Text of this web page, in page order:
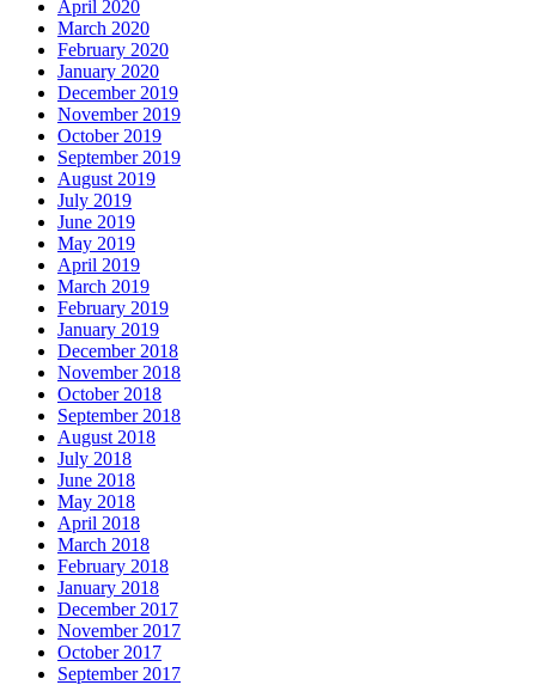
April 2020
March 2020
February 2020
January 2020
December 2019
November 2019
October 2019
September 2019
August 2019
July 2019
June 2019
May 2019
April 2019
March 2019
February 2019
January 2019
December 2018
November 2018
October 2018
September 2018
August 2018
July 2018
June 2018
May 2018
April 2018
March 2018
February 2018
January 2018
December 2017
November 2017
October 2017
September 2017